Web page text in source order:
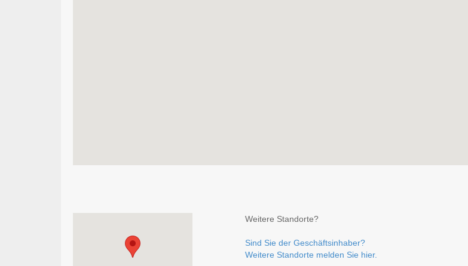
Weitere Standorte?
Sind Sie der Geschäftsinhaber?
Weitere Standorte melden Sie hier.